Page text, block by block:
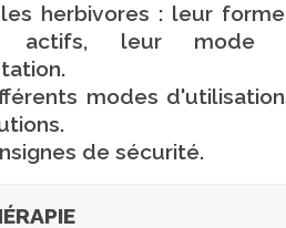
herbivores : leur
actifs, leur mode
modes
de sécurité.